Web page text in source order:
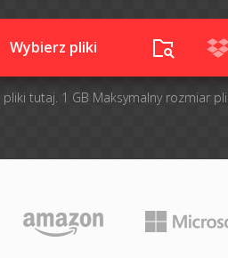
Wybierz pliki
pliki tutaj. 1 GB Maksymalny rozmiar